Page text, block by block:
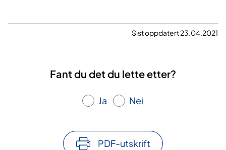
Sist oppdatert 23.04.2021
Fant du det du lette etter?
Ja Nei
PDF-utskrift